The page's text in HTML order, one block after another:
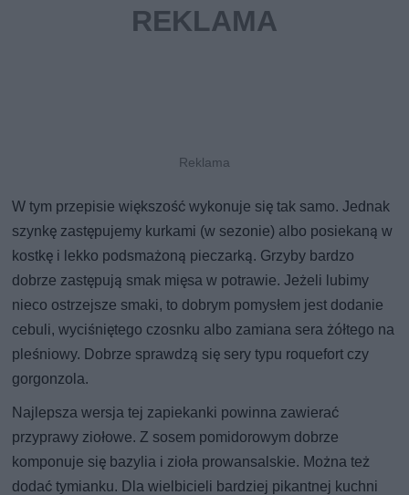
W tym przepisie większość wykonuje się tak samo. Jednak
szynkę zastępujemy kurkami (w sezonie) albo posiekaną w
kostkę i lekko podsmażoną pieczarką. Grzyby bardzo
dobrze zastępują smak mięsa w potrawie. Jeżeli lubimy
nieco ostrzejsze smaki, to dobrym pomysłem jest dodanie
cebuli, wyciśniętego czosnku albo zamiana sera żółtego na
pleśniowy. Dobrze sprawdzą się sery typu roquefort czy
gorgonzola.
Najlepsza wersja tej zapiekanki powinna zawierać
przyprawy ziołowe. Z sosem pomidorowym dobrze
komponuje się bazylia i zioła prowansalskie. Można też
dodać tymianku. Dla wielbicieli bardziej pikantnej kuchni